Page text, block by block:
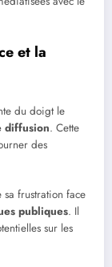
et la
du doigt le
diffusion. Cette
des
sa frustration face
publiques. Il
sur les